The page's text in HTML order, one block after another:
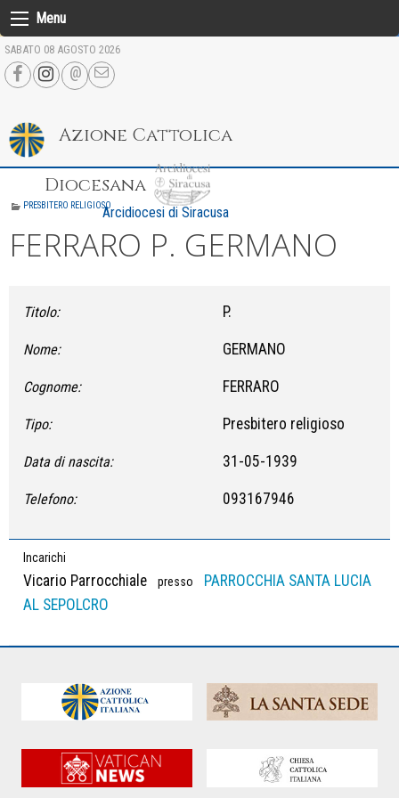
Skip
to
content
Menu
SABATO 08 AGOSTO 2026
Azione Cattolica
Diocesana
Arcidiocesi di Siracusa
PRESBITERO RELIGIOSO
FERRARO P. GERMANO
Titolo: P.
Nome: GERMANO
Cognome: FERRARO
Tipo: Presbitero religioso
Data di nascita: 31-05-1939
Telefono: 093167946
Incarichi
Vicario Parrocchiale presso
PARROCCHIA SANTA LUCIA
AL SEPOLCRO